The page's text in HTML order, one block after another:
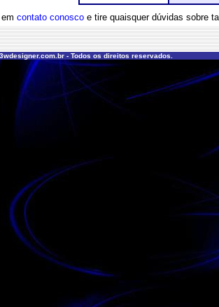
contato conosco e tire quaisquer dúvidas sobre
- Todos os direitos reservados.